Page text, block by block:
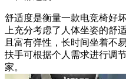
舒适度是衡量一款电竞椅好
上充分考虑了人体坐姿的舒
且富有弹性，长时间坐着不
扶手可根据个人需求进行调
家。